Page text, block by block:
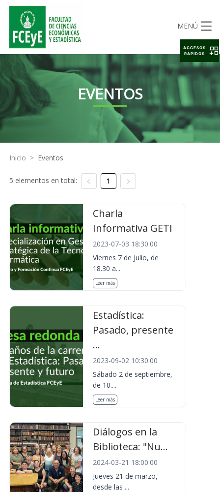
MENÚ
EVENTOS
Inicio > Eventos
5 elementos en total: 1
Charla
Informativa GETI
2023-07-03 18:30:00
Viernes 7 de Julio, de
18.30 a...
Leer más
Estadística:
Pasado, presente
...
2023-09-02 10:30:00
Sábado 2 de septiembre,
de 10....
Leer más
Diálogos en la
Biblioteca: "Nu...
2024-03-21 18:00:00
Jueves 21 de marzo,
desde las ...
ACCESOS
RAPIDOS